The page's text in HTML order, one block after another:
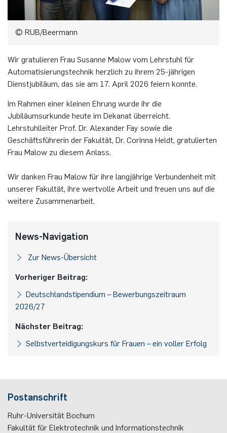
News-Navigation
Zur News-Übersicht
Vorheriger Beitrag:
Deutschlandstipendium – Bewerbungszeitraum
2026/27
Nächster Beitrag:
Selbstverteidigungskurs für Frauen – ein voller Erfolg
© RUB/Beermann
Wir gratulieren Frau Susanne Malow vom Lehrstuhl für
Automatisierungstechnik herzlich zu ihrem 25-jährigen
Dienstjubiläum, das sie am 17. April 2026 feiern konnte.
Im Rahmen einer kleinen Ehrung wurde ihr die
Jubiläumsurkunde heute im Dekanat überreicht.
Lehrstuhlleiter Prof. Dr. Alexander Fay sowie die
Geschäftsführerin der Fakultät, Dr. Corinna Heldt, gratulierten
Frau Malow zu diesem Anlass.
Wir danken Frau Malow für ihre langjährige Verbundenheit mit
unserer Fakultät, ihre wertvolle Arbeit und freuen uns auf die
weitere Zusammenarbeit.
Postanschrift
Ruhr-Universität Bochum
Fakultät für Elektrotechnik und Informationstechnik
Akademische Feier 2018
CrossING-2017
Ausbildung
Elektronische Schaltungstechnik
Energiesystemtechnik & Leistungs­mechatronik
Hochfrequenzsysteme
Plaque-CharM
PluTO+
6GEM
Terahertz-NRW
Integrierte Hochfrequenzsensoren
Integrierte Systeme
Kognitive Sensorik
Medizintechnik
Nonlinearity Engineering
Photonik & Terahertztechnologie
Theoretische Elektrotechnik
Werkstoffe & Nanoelektronik
Kommunikationstechnik
Plasmatechnik
Duales Studium / Praxisintegrierendes ­Studium
Auslandsaufenthalte
Österreich
Rumänien
Slowakei
Spanien
Tschechien
Türkei
Ungarn
Studienfachberatung
Prüfungsamt ETIT